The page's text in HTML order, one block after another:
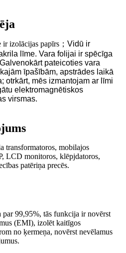
ir izolācijas papīrs ； Vidū ir
līme. Vara folijai ir spēcīga
pateicoties vara
īpašībām, apstrādes laikā
otrkārt, mēs izmantojam ar līmi
elektromagnētiskos
virsmas.
transformatoros, mobilajos
LCD monitoros, klēpjdatoros,
patēriņa precēs.
99,95%, tās funkcija ir novērst
(EMI), izolēt kaitīgos
no ķermeņa, novērst nevēlamus